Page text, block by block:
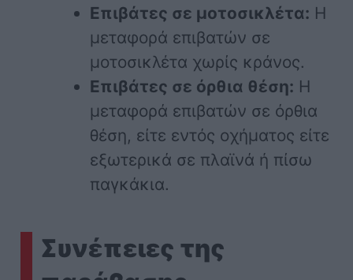
Επιβάτες σε μοτοσικλέτα: Η
μεταφορά επιβατών σε
μοτοσικλέτα χωρίς κράνος.
Επιβάτες σε όρθια θέση: Η
μεταφορά επιβατών σε όρθια
θέση, είτε εντός οχήματος είτε
εξωτερικά σε πλαϊνά ή πίσω
παγκάκια.
Συνέπειες της